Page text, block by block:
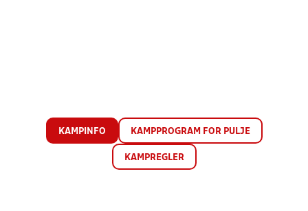
KAMPINFO KAMPPROGRAM FOR PULJE
KAMPREGLER